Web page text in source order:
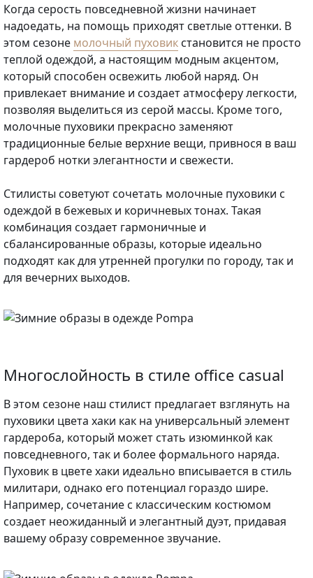
Когда серость повседневной жизни начинает
надоедать, на помощь приходят светлые оттенки. В
этом сезоне молочный пуховик становится не просто
теплой одеждой, а настоящим модным акцентом,
который способен освежить любой наряд. Он
привлекает внимание и создает атмосферу легкости,
позволяя выделиться из серой массы. Кроме того,
молочные пуховики прекрасно заменяют
традиционные белые верхние вещи, привнося в ваш
гардероб нотки элегантности и свежести.
Стилисты советуют сочетать молочные пуховики с
одеждой в бежевых и коричневых тонах. Такая
комбинация создает гармоничные и
сбалансированные образы, которые идеально
подходят как для утренней прогулки по городу, так и
для вечерних выходов.
Многослойность в стиле office casual
В этом сезоне наш стилист предлагает взглянуть на
пуховики цвета хаки как на универсальный элемент
гардероба, который может стать изюминкой как
повседневного, так и более формального наряда.
Пуховик в цвете хаки идеально вписывается в стиль
милитари, однако его потенциал гораздо шире.
Например, сочетание с классическим костюмом
создает неожиданный и элегантный дуэт, придавая
вашему образу современное звучание.